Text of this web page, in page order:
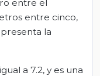
entre el
entre cinco,
la
a 7.2, y es una